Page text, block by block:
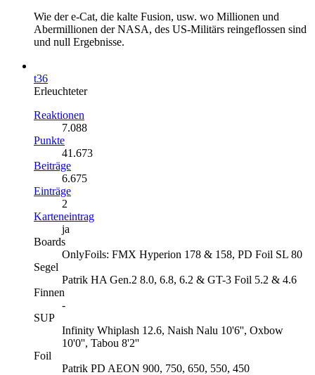
Wie der e-Cat, die kalte Fusion, usw. wo Millionen und
Abermillionen der NASA, des US-Militärs reingeflossen sind
und null Ergebnisse.
t36
Erleuchteter
Reaktionen
7.088
Punkte
41.673
Beiträge
6.675
Einträge
2
Karteneintrag
ja
Boards
OnlyFoils: FMX Hyperion 178 & 158, PD Foil SL 80
Segel
Patrik HA Gen.2 8.0, 6.8, 6.2 & GT-3 Foil 5.2 & 4.6
Finnen
-
SUP
Infinity Whiplash 12.6, Naish Nalu 10'6'', Oxbow
10'0'', Tabou 8'2''
Foil
Patrik PD AEON 900, 750, 650, 550, 450